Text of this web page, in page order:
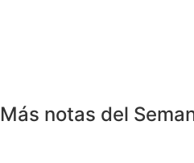
Más notas del